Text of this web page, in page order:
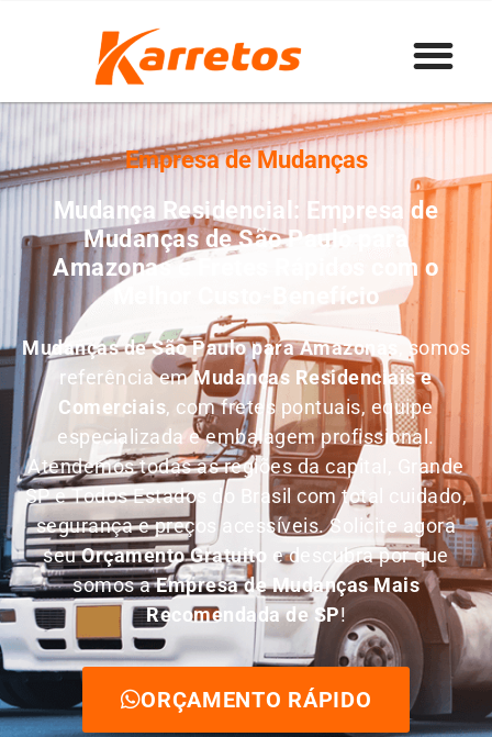
Empresa de Mudanças
Mudança Residencial: Empresa de
Mudanças de São Paulo para
Amazonas e Fretes Rápidos com o
Melhor Custo-Benefício
Mudanças de São Paulo para Amazonas
, somos
referência emMudanças Residenciais e
Comerciais, com fretes pontuais, equipe
especializada e embalagem profissional.
Atendemos todas as regiões da capital, Grande
SP e Todos Estados do Brasil com total cuidado,
segurança e preços acessíveis. Solicite agora
seuOrçamento Gratuito
e descubra por que
somos aEmpresa de Mudanças Mais
Recomendada de SP!
ORÇAMENTO RÁPIDO